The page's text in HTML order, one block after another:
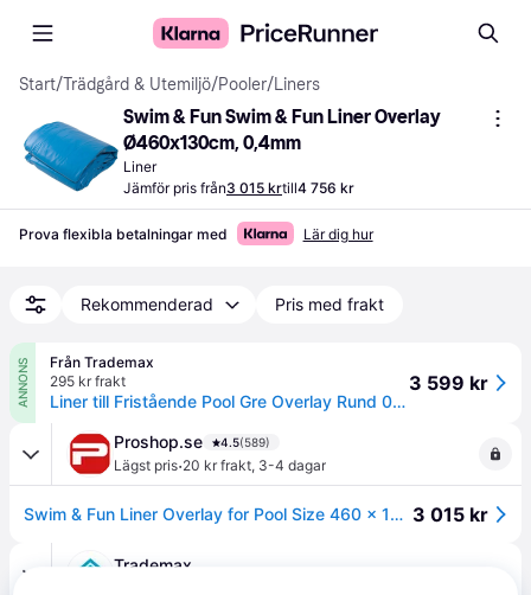
Start/Trädgård & Utemiljö/Pooler/Liners
Swim & Fun Swim & Fun Liner Overlay
Ø460x130cm, 0,4mm
Liner
Jämför pris från3 015 krtill4 756 kr
Prova flexibla betalningar med Lär dig hur
Rekommenderad Pris med frakt
ANNONS
Från Trademax
295 kr frakt
Liner till Fristående Pool Gre Overlay Rund 0.4 mm Ø460 x 132 cm - Poolduk & pool-liner
3 599 kr
Proshop.se 4.5(589)
Lägst pris·20 kr frakt, 3-4 dagar
Swim & Fun Liner Overlay for Pool Size 460 x 132 cm, 0.40 mm 3 015 kr
Trademax